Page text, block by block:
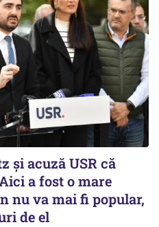
și acuză USR că
a fost o mare
nu va mai fi popular,
de el